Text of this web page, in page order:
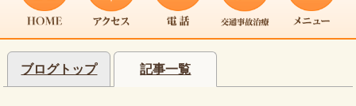
ブログトップ 記事一覧